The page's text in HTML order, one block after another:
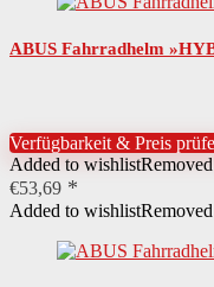
ABUS Fahrradhelm
Verfügbarkeit & Preis
Added to wishlist
€53,69
Added to wishlist